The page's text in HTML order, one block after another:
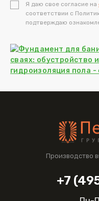
Я даю свое согласие на
соответствии с
подтверждаю
Производство
+7